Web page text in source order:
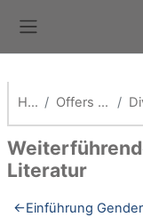
Home Offers for students
Literatur
Section outline
←Einführung Gender